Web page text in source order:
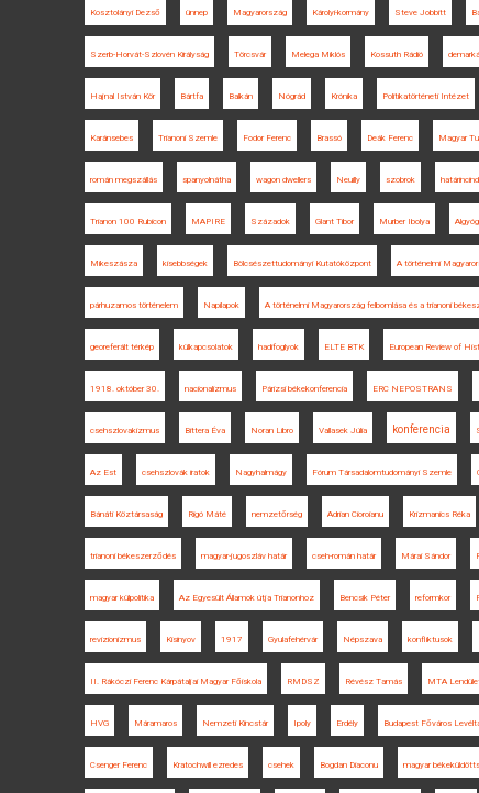
Kosztolányi Dezső ünnep Magyarország Károlyi-kormány Steve Jobbitt
Szerb-Horvát-Szlovén Királyság Törcsvár Melega Miklós Kossuth Rádió
Hajnal István Kör Bártfa Balkán Nógrád Krónika Politikatörténeti Intézet
Karánsebes Trianoni Szemle Fodor Ferenc Brassó Deák Ferenc Magyar
román megszállás spanyolnátha wagon dwellers Neuilly szobrok
Trianon 100 Rubicon MAPIRE Századok Glant Tibor Murber Ibolya
Mikeszásza kisebbségek Bölcsészettudományi Kutatóközpont A történelmi
párhuzamos történelem Napilapok A történelmi Magyarország felbomlása és a trianoni
georeferált térkép külkapcsolatok hadifoglyok ELTE BTK European Review of
1918. október 30. nacionalizmus Párizsi békekonferencia ERC NEPOSTRANS
csehszlovakizmus Bittera Éva Noran Libro Vallasek Júlia konferencia
Az Est csehszlovák iratok Nagyhalmágy Fórum Társadalomtudományi Szemle
Bánáti Köztársaság Rigó Máté nemzetőrség Adrian Cioroianu Krizmanics Réka
trianoni békeszerződés magyar-jugoszláv határ cseh-román határ Márai Sándor
magyar külpolitika Az Egyesült Államok útja Trianonhoz Bencsik Péter reformkor
revizionizmus Kisinyov 1917 Gyulafehérvár Népszava konfliktusok
II. Rákóczi Ferenc Kárpátaljai Magyar Főiskola RMDSZ Révész Tamás MTA
HVG Máramaros Nemzeti Kincstár Ipoly Erdély Budapest Főváros
Csenger Ferenc Kratochwill ezredes csehek Bogdan Diaconu magyar